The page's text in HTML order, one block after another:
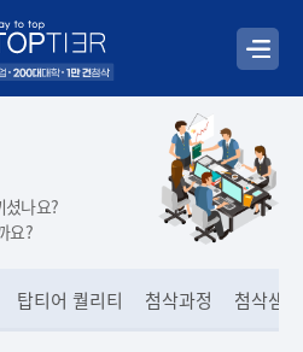
셨나요?
요?
탑티어 퀄리티 첨삭과정 첨삭샘플